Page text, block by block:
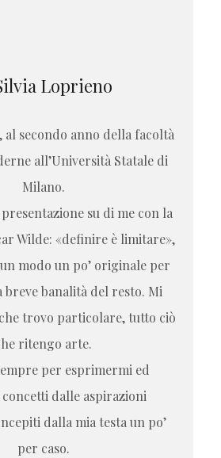
Loprieno
al secondo anno della facoltà
all’Università Statale di
Milano.
su di me con la
Wilde: «definire è limitare»,
modo un po’ originale per
breve banalità del resto. Mi
trovo particolare, tutto ciò
ritengo arte.
per esprimermi ed
dalle aspirazioni
dalla mia testa un po’
per caso.